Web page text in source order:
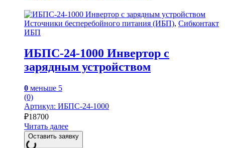
Источники бесперебойного питания (ИБП), Сибконтакт
ИБП
ИБПС-24-1000 Инвертор с
зарядным устройством
0 меньше 5
(0)
Артикул: ИБПС-24-1000
₽18700
Читать далее
Оставить заявку